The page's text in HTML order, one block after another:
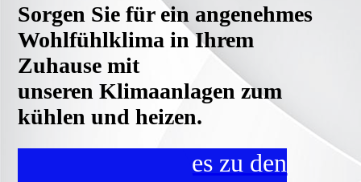
Sorgen Sie für ein angenehmes
Wohlfühlklima in Ihrem
Zuhause mit
unseren Klimaanlagen zum
kühlen und heizen.
...und hier geht es zu den